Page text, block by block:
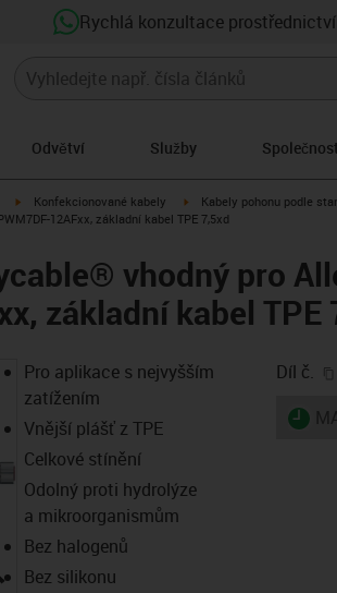
Rychlá konzultace
Odvětví Služby Společnost
igus-icon-arrow-right
Konfekcionované kabely igus-icon-arrow-right
Kabely pohonu podle
12AFxx, základní kabel TPE 7,5xd
vhodný pro
základní kabel TPE
igus-icon-lupe
Pro aplikace s nejvyšším
zatížením
Vnější plášť z TPE
Celkové stínění
Odolný proti hydrolýze
a mikroorganismům
Bez halogenů
Bez silikonu
Díl č.